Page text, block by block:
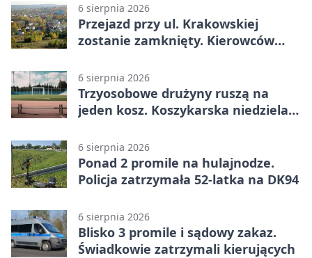
6 sierpnia 2026
Przejazd przy ul. Krakowskiej
zostanie zamknięty. Kierowców
6 sierpnia 2026
Trzyosobowe drużyny ruszą na
jeden kosz. Koszykarska niedziela
6 sierpnia 2026
Ponad 2 promile na hulajnodze.
Policja zatrzymała 52-latka na DK94
6 sierpnia 2026
Blisko 3 promile i sądowy zakaz.
Świadkowie zatrzymali kierujących